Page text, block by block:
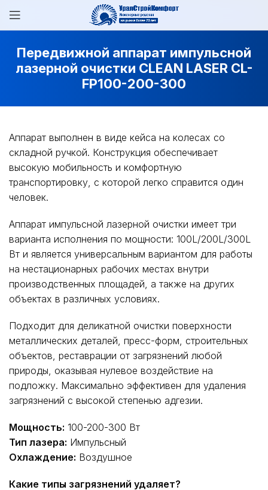
Передвижной аппарат импульсной
лазерной очистки CLEAN LASER CL-
FP100-200-300
Аппарат выполнен в виде кейса на колесах со
складной ручкой. Конструкция обеспечивает
высокую мобильность и комфортную
транспортировку, с которой легко справится один
человек.
Аппарат импульсной лазерной очистки имеет три
варианта исполнения по мощности: 100L/200L/300L
Вт и является универсальным вариантом для работы
на нестационарных рабочих местах внутри
производственных площадей, а также на других
объектах в различных условиях.
Подходит для деликатной очистки поверхности
металлических деталей, пресс-форм, строительных
объектов, реставрации от загрязнений любой
природы, оказывая нулевое воздействие на
подложку. Максимально эффективен для удаления
загрязнений с высокой степенью адгезии.
Мощность: 100-200-300 Вт
Тип лазера: Импульсный
Охлаждение: Воздушное
Какие типы загрязнений удаляет?